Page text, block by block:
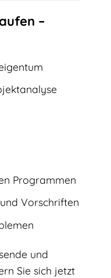
–
Programmen
Vorschriften
und
Sie sich jetzt